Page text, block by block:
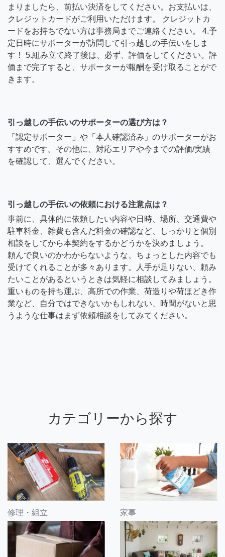
まりましたら、前払い決済をしてください。お支払いは、
クレジットカードがご利用いただけます。 クレジットカ
ードをお持ちでない方は事務局までご連絡ください。 4.予
定日時にサポーターが訪問して引っ越しの手伝いをしま
す！ 5.組み立て終了後は、必ず、評価をしてください。評
価まで完了すると、サポーターが報酬を受け取ることがで
きます。
引っ越しの手伝いのサポーターの選び方は？
「認定サポーター」や「本人確認済み」のサポーターがお
すすめです。その他に、対応エリアや今までの評価/実績
を確認して、選んでください。
引っ越しの手伝いの依頼における注意点は？
事前に、具体的に依頼したい内容や日時、場所、交通費や
駐車料金、雑費も含んだ料金の確認など、しっかりと個別
相談をしてから本契約をするかどうかを決めましょう。
頼んで良いのかわからないような、ちょっとした内容でも
受けてくれることが多々あります。人手が足りない、頼み
たいことがあるというときは気軽に相談してみましょう。
重いものを持ち運ぶ、高所での作業、荷造りや荷ほどき作
業など、自分ではできないかもしれない、時間がないと思
うような仕事はまず依頼相談をしてみてください。
カテゴリーから探す
修理・組立 家事